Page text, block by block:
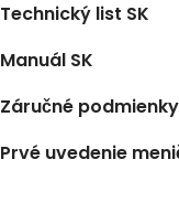
Technický list SK
Manuál SK
Záručné podmienky
Prvé uvedenie